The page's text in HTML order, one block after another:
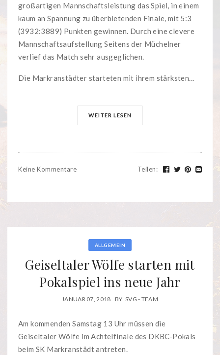
großartigen Mannschaftsleistung das Spiel, in einem
kaum an Spannung zu überbietenden Finale, mit 5:3
(3932:3889) Punkten gewinnen. Durch eine clevere
Mannschaftsaufstellung Seitens der Müchelner
verlief das Match sehr ausgeglichen.
Die Markranstädter starteten mit ihrem stärksten...
WEITER LESEN
Keine Kommentare Teilen:
ALLGEMEIN
Geiseltaler Wölfe starten mit
Pokalspiel ins neue Jahr
JANUAR 07, 2018 BY SVG - TEAM
Am kommenden Samstag 13 Uhr müssen die
Geiseltaler Wölfe im Achtelfinale des DKBC-Pokals
beim SK Markranstädt antreten.